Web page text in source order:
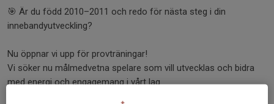
🎯 Är du född 2010–2011 och redo för nästa steg i din
innebandyutveckling?
Nu öppnar vi upp för provträningar!
Vi söker nu målmedvetna spelare som vill utvecklas och bidra
med energi och engagemang i vårt lag.